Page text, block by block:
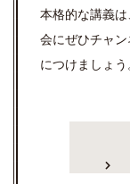
本格的な講義
会にぜひチャ
につけましょう